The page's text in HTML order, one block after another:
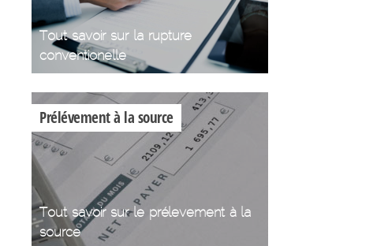
Tout savoir sur la rupture
conventionelle
Prélévement à la source
Tout savoir sur le prélevement à la
source